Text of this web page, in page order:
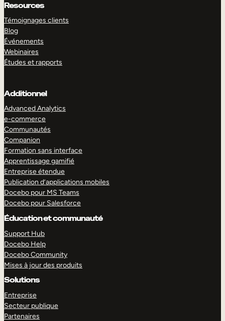
Resources
Témoignages clients
Blog
Événements
Webinaires
Études et rapports
Additionnel
Advanced Analytics
e-commerce
Communautés
Companion
Formation sans interface
Apprentissage gamifié
Entreprise étendue
Publication d’applications mobiles
Docebo pour MS Teams
Docebo pour Salesforce
Éducation et communauté
Support Hub
Docebo Help
Docebo Community
Mises à jour des produits
Solutions
Entreprise
Secteur publique
Partenaires